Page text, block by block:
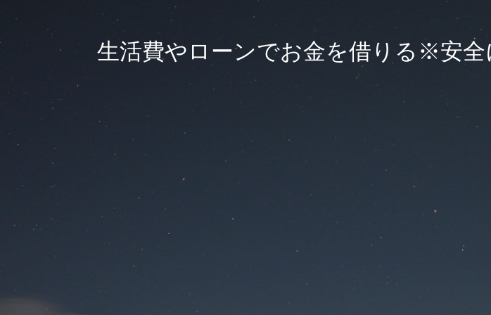
生活費やローンでお金を借りる※安